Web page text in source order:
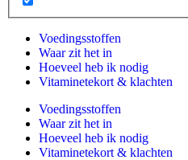
Voedingsstoffen
Waar zit het in
Hoeveel heb ik nodig
Vitaminetekort & klachten
Voedingsstoffen
Waar zit het in
Hoeveel heb ik nodig
Vitaminetekort & klachten